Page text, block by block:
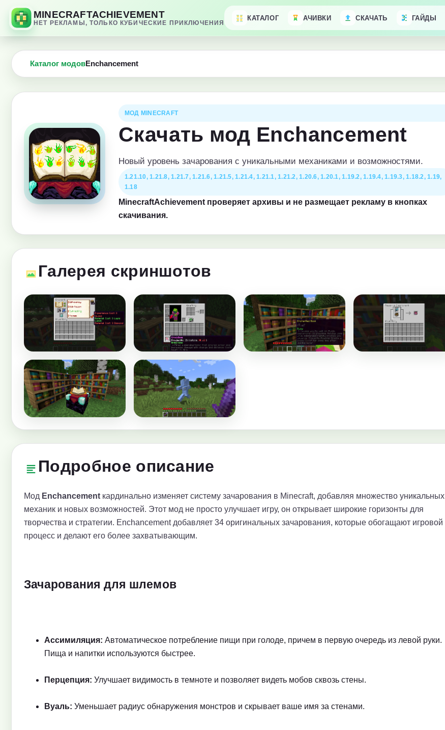
MINECRAFTACHIEVEMENT
НЕТ РЕКЛАМЫ, ТОЛЬКО КУБИЧЕСКИЕ ПРИКЛЮЧЕНИЯ
КАТАЛОГ АЧИВКИ СКАЧАТЬ ГАЙДЫ
Каталог модовEnchancement
МОД MINECRAFT
Скачать мод Enchancement
Новый уровень зачарования с уникальными механиками и возможностями.
1.21.10, 1.21.8, 1.21.7, 1.21.6, 1.21.5, 1.21.4, 1.21.1, 1.21.2, 1.20.6, 1.20.1, 1.19.2, 1.19.4, 1.19.3, 1.18.2, 1.19,
1.18
MinecraftAchievement проверяет архивы и не размещает рекламу в кнопках
скачивания.
Галерея скриншотов
Подробное описание
Мод Enchancement кардинально изменяет систему зачарования в Minecraft, добавляя множество уникальных
механик и новых возможностей. Этот мод не просто улучшает игру, он открывает широкие горизонты для
творчества и стратегии. Enchancement добавляет 34 оригинальных зачарования, которые обогащают игровой
процесс и делают его более захватывающим.
Зачарования для шлемов
Ассимиляция: Автоматическое потребление пищи при голоде, причем в первую очередь из левой руки.
Пища и напитки используются быстрее.
Перцепция: Улучшает видимость в темноте и позволяет видеть мобов сквозь стены.
Вуаль: Уменьшает радиус обнаружения монстров и скрывает ваше имя за стенами.